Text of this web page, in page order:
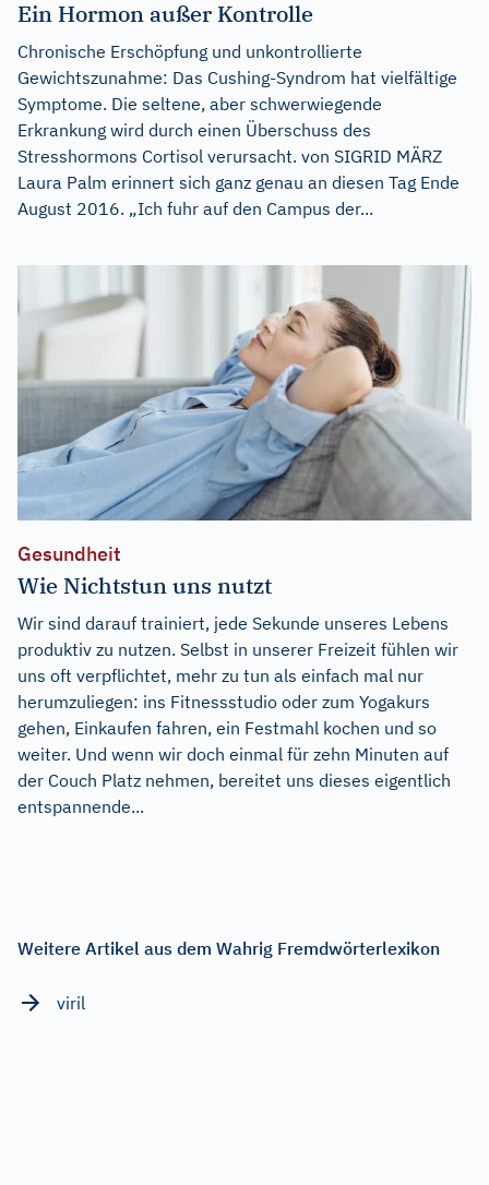
Ein Hormon außer Kontrolle
Chronische Erschöpfung und unkontrollierte
Gewichtszunahme: Das Cushing-Syndrom hat vielfältige
Symptome. Die seltene, aber schwerwiegende
Erkrankung wird durch einen Überschuss des
Stresshormons Cortisol verursacht. von SIGRID MÄRZ
Laura Palm erinnert sich ganz genau an diesen Tag Ende
August 2016. „Ich fuhr auf den Campus der...
Gesundheit
Wie Nichtstun uns nutzt
Wir sind darauf trainiert, jede Sekunde unseres Lebens
produktiv zu nutzen. Selbst in unserer Freizeit fühlen wir
uns oft verpflichtet, mehr zu tun als einfach mal nur
herumzuliegen: ins Fitnessstudio oder zum Yogakurs
gehen, Einkaufen fahren, ein Festmahl kochen und so
weiter. Und wenn wir doch einmal für zehn Minuten auf
der Couch Platz nehmen, bereitet uns dieses eigentlich
entspannende...
Weitere Artikel aus dem Wahrig Fremdwörterlexikon
viril